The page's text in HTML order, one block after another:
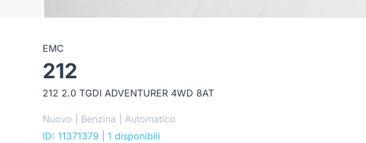
EMC
212
212 2.0 TGDI ADVENTURER 4WD 8AT
Nuovo | Benzina | Automatico
ID: 11371379
| 1 disponibili